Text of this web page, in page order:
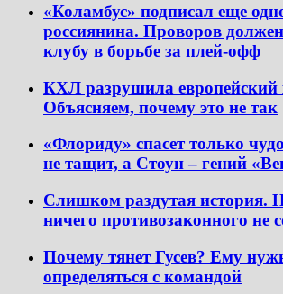
«Коламбус» подписал еще
россиянина. Проворов
клубу в борьбе за плей-офф
КХЛ разрушила европейский
Объясняем, почему это не так
«Флориду» спасет только
не тащит, а Стоун – гений
Слишком раздутая история.
ничего противозаконного не
Почему тянет Гусев? Ему
определяться с командой